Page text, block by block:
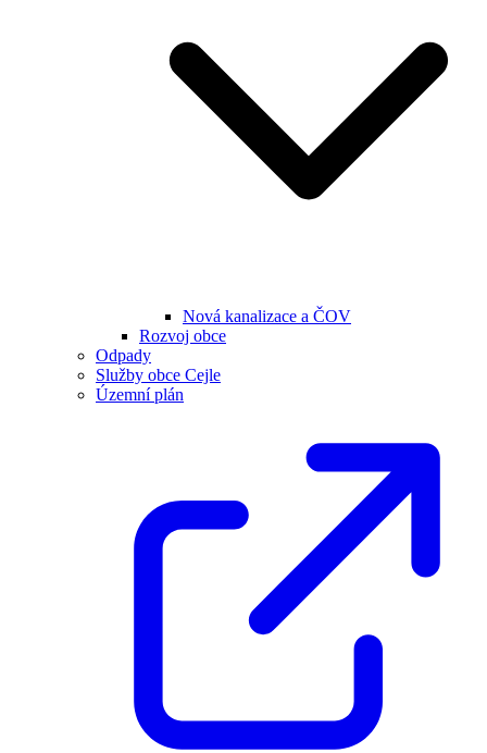
Nová kanalizace a ČOV
Rozvoj obce
Odpady
Služby obce Cejle
Územní plán